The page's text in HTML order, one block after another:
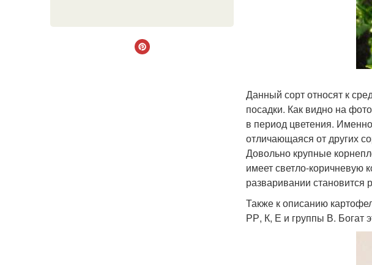
Данный сорт относят к
посадки. Как видно на
в период цветения.
отличающаяся от других
Довольно крупные
имеет светло-коричневую
разваривании становится
Также к описанию
РР, К, Е и группы В. Богат